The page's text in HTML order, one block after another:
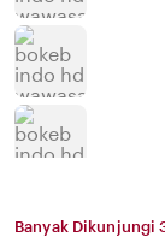
Banyak Dikunjungi